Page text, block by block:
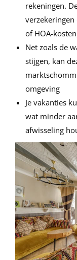
rekeningen.
of HOA-
Net zoals de
stijgen, kan
omgeving
Je vakanties
wat minder
afwisseling